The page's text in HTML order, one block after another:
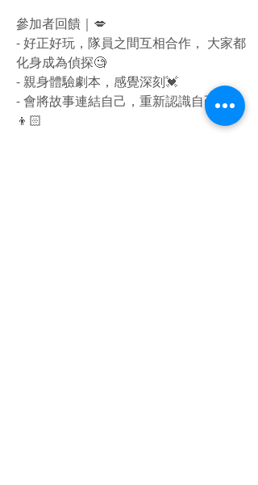
參加者回饋｜💋
- 好正好玩，隊員之間互相合作， 大家都
化身成為偵探🧐
- 親身體驗劇本，感覺深刻💓
- 會將故事連結自己，重新認識自己👧🏻
👦🏻